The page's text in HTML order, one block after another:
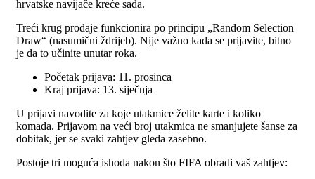
hrvatske navijače kreće sada.
Treći krug prodaje funkcionira po principu „Random Selection
Draw“ (nasumični ždrijeb). Nije važno kada se prijavite, bitno
je da to učinite unutar roka.
Početak prijava: 11. prosinca
Kraj prijava: 13. siječnja
U prijavi navodite za koje utakmice želite karte i koliko
komada. Prijavom na veći broj utakmica ne smanjujete šanse za
dobitak, jer se svaki zahtjev gleda zasebno.
Postoje tri moguća ishoda nakon što FIFA obradi vaš zahtjev: